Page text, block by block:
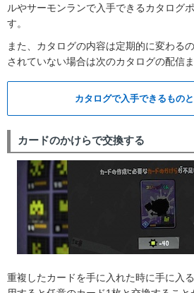
ルやサーモンランで入手できるカタログ
す。
また、カタログの内容は定期的に変わる
されていない場合は次のカタログの配信
カタログで入手できるもの
カードのかけらで交換する
重複したカードを手に入れた時に手に入